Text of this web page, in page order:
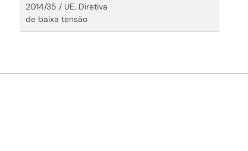
2014/35 / UE. Diretiva
de baixa tensão